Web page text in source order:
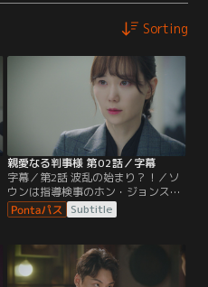
Sorting
親愛なる判事様 第02話／字幕
字幕／第2話 波乱の始まり？！／ソ
ウンは指導検事のホン・ジョンスか
らセクハラを受けたことを部長に報
告するが、軽くあしらわれてしま
やチンピラのウクテと乱闘になり、
駆けつけた警察から逃れようとスホ
の家に向かう。
Subtitle